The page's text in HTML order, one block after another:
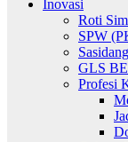
Inovasi
Roti
SPW
Sasidang
GLS
Profesi